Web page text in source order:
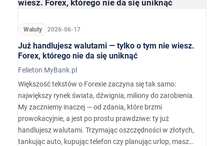
Waluty 2026-06-17
Już handlujesz walutami — tylko o tym nie wiesz.
Forex, którego nie da się uniknąć
Felieton MyBank.pl
Większość tekstów o Forexie zaczyna się tak samo:
największy rynek świata, dźwignia, miliony do zarobienia.
My zaczniemy inaczej — od zdania, które brzmi
prowokacyjnie, a jest po prostu prawdziwe: ty już
handlujesz walutami. Trzymając oszczędności w złotych,
tankując auto, kupując telefon czy planując urlop, masz